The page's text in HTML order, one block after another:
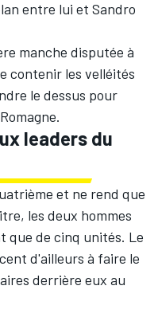
entre lui et Sandro
manche disputée à
contenir les velléités
le dessus pour
leaders du
et ne rend que
les deux hommes
que de cinq unités. Le
d'ailleurs à faire le
derrière eux au